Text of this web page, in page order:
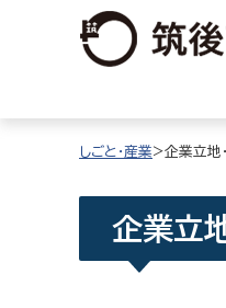
しごと・産業>企業立地
企業立